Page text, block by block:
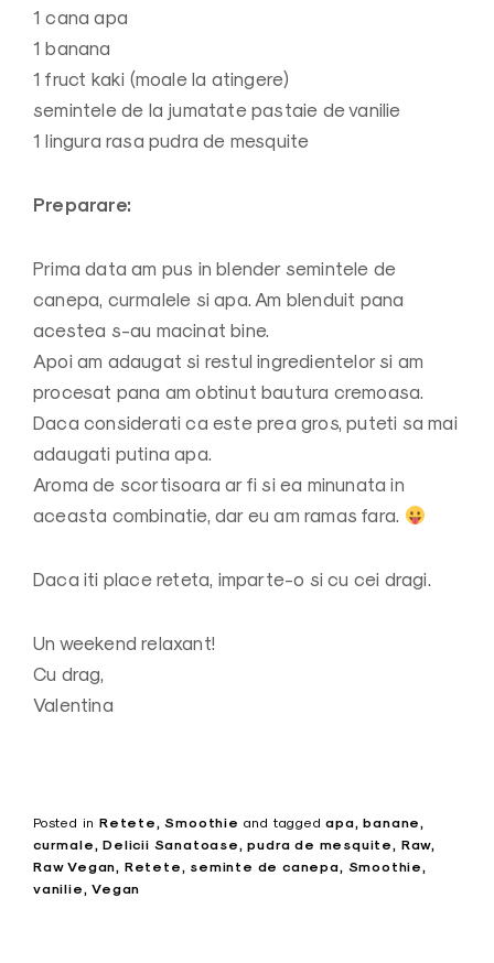
1 cana apa
1 banana
1 fruct kaki (moale la atingere)
semintele de la jumatate pastaie de vanilie
1 lingura rasa pudra de mesquite
Preparare:
Prima data am pus in blender semintele de
canepa, curmalele si apa. Am blenduit pana
acestea s-au macinat bine.
Apoi am adaugat si restul ingredientelor si am
procesat pana am obtinut bautura cremoasa.
Daca considerati ca este prea gros, puteti sa mai
adaugati putina apa.
Aroma de scortisoara ar fi si ea minunata in
aceasta combinatie, dar eu am ramas fara.
Daca iti place reteta, imparte-o si cu cei dragi.
Un weekend relaxant!
Cu drag,
Valentina
Posted in Retete Smoothie and taggedapa banane
curmale Delicii Sanatoase pudra de mesquite Raw
Raw Vegan Retete seminte de canepa Smoothie
vanilie Vegan